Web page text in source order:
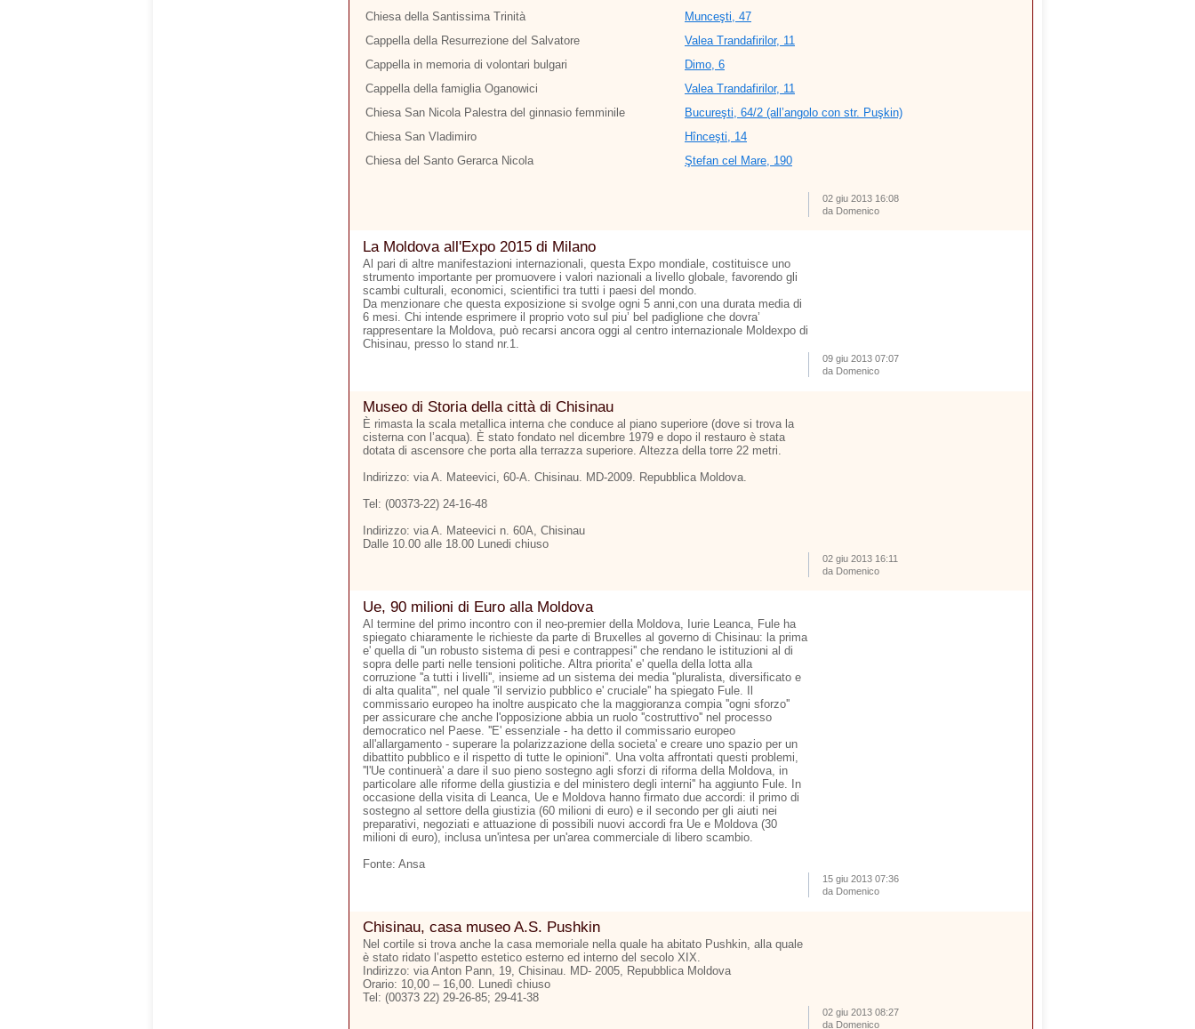
Chiesa della Santissima Trinità
Munceşti, 47
Cappella della Resurrezione del Salvatore
Valea Trandafirilor, 11
Cappella in memoria di volontari bulgari
Dimo, 6
Cappella della famiglia Oganowici
Valea Trandafirilor, 11
Chiesa San Nicola Palestra del ginnasio femminile
Bucureşti, 64/2 (all’angolo con str. Puşkin)
Chiesa San Vladimiro
Hînceşti, 14
Chiesa del Santo Gerarca Nicola
Ştefan cel Mare, 190
02 giu 2013 16:08
da Domenico
La Moldova all'Expo 2015 di Milano
Al pari di altre manifestazioni internazionali, questa Expo mondiale, costituisce uno
strumento importante per promuovere i valori nazionali a livello globale, favorendo gli
scambi culturali, economici, scientifici tra tutti i paesi del mondo.
Da menzionare che questa exposizione si svolge ogni 5 anni,con una durata media di
6 mesi. Chi intende esprimere il proprio voto sul piu’ bel padiglione che dovra’
rappresentare la Moldova, può recarsi ancora oggi al centro internazionale Moldexpo di
Chisinau, presso lo stand nr.1.
09 giu 2013 07:07
da Domenico
Museo di Storia della città di Chisinau
È rimasta la scala metallica interna che conduce al piano superiore (dove si trova la
cisterna con l’acqua). È stato fondato nel dicembre 1979 e dopo il restauro è stata
dotata di ascensore che porta alla terrazza superiore. Altezza della torre 22 metri.
Indirizzo: via A. Mateevici, 60-A. Chisinau. MD-2009. Repubblica Moldova.
Tel: (00373-22) 24-16-48
Indirizzo: via A. Mateevici n. 60A, Chisinau
Dalle 10.00 alle 18.00 Lunedi chiuso
02 giu 2013 16:11
da Domenico
Ue, 90 milioni di Euro alla Moldova
Al termine del primo incontro con il neo-premier della Moldova, Iurie Leanca, Fule ha
spiegato chiaramente le richieste da parte di Bruxelles al governo di Chisinau: la prima
e' quella di ''un robusto sistema di pesi e contrappesi'' che rendano le istituzioni al di
sopra delle parti nelle tensioni politiche. Altra priorita' e' quella della lotta alla
corruzione ''a tutti i livelli'', insieme ad un sistema dei media ''pluralista, diversificato e
di alta qualita''', nel quale ''il servizio pubblico e' cruciale'' ha spiegato Fule. Il
commissario europeo ha inoltre auspicato che la maggioranza compia ''ogni sforzo''
per assicurare che anche l'opposizione abbia un ruolo ''costruttivo'' nel processo
democratico nel Paese. ''E' essenziale - ha detto il commissario europeo
all'allargamento - superare la polarizzazione della societa' e creare uno spazio per un
dibattito pubblico e il rispetto di tutte le opinioni''. Una volta affrontati questi problemi,
''l'Ue continuerà' a dare il suo pieno sostegno agli sforzi di riforma della Moldova, in
particolare alle riforme della giustizia e del ministero degli interni'' ha aggiunto Fule. In
occasione della visita di Leanca, Ue e Moldova hanno firmato due accordi: il primo di
sostegno al settore della giustizia (60 milioni di euro) e il secondo per gli aiuti nei
preparativi, negoziati e attuazione di possibili nuovi accordi fra Ue e Moldova (30
milioni di euro), inclusa un'intesa per un'area commerciale di libero scambio.
Fonte: Ansa
15 giu 2013 07:36
da Domenico
Chisinau, casa museo A.S. Pushkin
Nel cortile si trova anche la casa memoriale nella quale ha abitato Pushkin, alla quale
è stato ridato l’aspetto estetico esterno ed interno del secolo XIX.
Indirizzo: via Anton Pann, 19, Chisinau. MD- 2005, Repubblica Moldova
Orario: 10,00 – 16,00. Lunedì chiuso
Tel: (00373 22) 29-26-85; 29-41-38
02 giu 2013 08:27
da Domenico